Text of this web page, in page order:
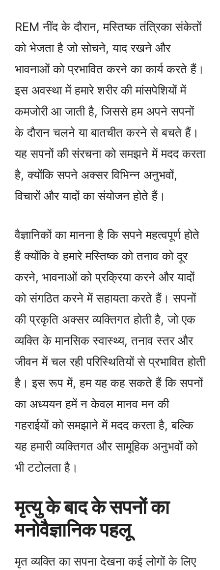
REM नींद के दौरान, मस्तिष्क तंत्रिका संकेतों
को भेजता है जो सोचने, याद रखने और
भावनाओं को प्रभावित करने का कार्य करते हैं।
इस अवस्था में हमारे शरीर की मांसपेशियों में
कमजोरी आ जाती है, जिससे हम अपने सपनों
के दौरान चलने या बातचीत करने से बचते हैं।
यह सपनों की संरचना को समझने में मदद करता
है, क्योंकि सपने अक्सर विभिन्न अनुभवों,
विचारों और यादों का संयोजन होते हैं।
वैज्ञानिकों का मानना है कि सपने महत्वपूर्ण होते
हैं क्योंकि वे हमारे मस्तिष्क को तनाव को दूर
करने, भावनाओं को प्रक्रिया करने और यादों
को संगठित करने में सहायता करते हैं। सपनों
की प्रकृति अक्सर व्यक्तिगत होती है, जो एक
व्यक्ति के मानसिक स्वास्थ्य, तनाव स्तर और
जीवन में चल रही परिस्थितियों से प्रभावित होती
है। इस रूप में, हम यह कह सकते हैं कि सपनों
का अध्ययन हमें न केवल मानव मन की
गहराईयों को समझाने में मदद करता है, बल्कि
यह हमारी व्यक्तिगत और सामूहिक अनुभवों को
भी टटोलता है।
मृत्यु के बाद के सपनों का
मनोवैज्ञानिक पहलू
मृत व्यक्ति का सपना देखना कई लोगों के लिए